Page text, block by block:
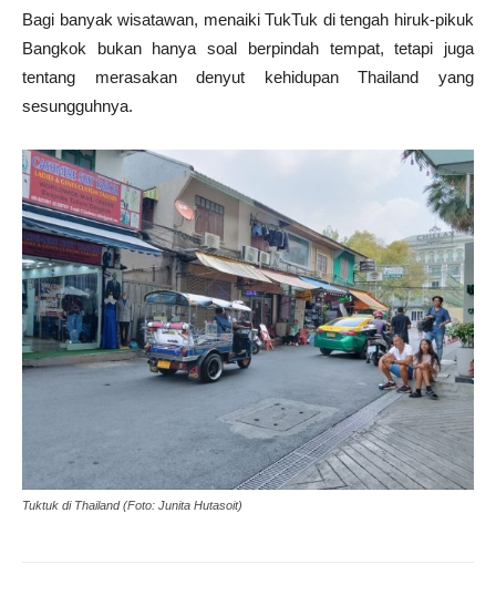
Bagi banyak wisatawan, menaiki TukTuk di tengah hiruk-pikuk
Bangkok bukan hanya soal berpindah tempat, tetapi juga
tentang merasakan denyut kehidupan Thailand yang
sesungguhnya.
Tuktuk di Thailand (Foto: Junita Hutasoit)